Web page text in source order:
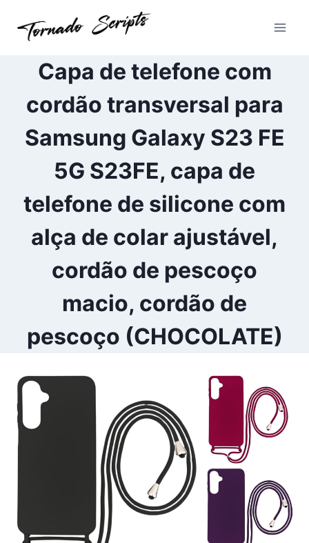
para
ConteúdoCapa de telefone com
cordão transversal para
Samsung Galaxy S23 FE
5G S23FE, capa de
telefone de silicone com
alça de colar ajustável,
cordão de pescoço
macio, cordão de
pescoço (CHOCOLATE)